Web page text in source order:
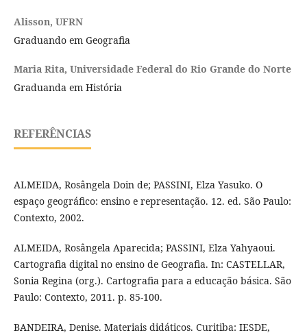
Alisson, UFRN
Graduando em Geografia
Maria Rita, Universidade Federal do Rio Grande do Norte
Graduanda em História
REFERÊNCIAS
ALMEIDA, Rosângela Doin de; PASSINI, Elza Yasuko. O
espaço geográfico: ensino e representação. 12. ed. São Paulo:
Contexto, 2002.
ALMEIDA, Rosângela Aparecida; PASSINI, Elza Yahyaoui.
Cartografia digital no ensino de Geografia. In: CASTELLAR,
Sonia Regina (org.). Cartografia para a educação básica. São
Paulo: Contexto, 2011. p. 85-100.
BANDEIRA, Denise. Materiais didáticos. Curitiba: IESDE,